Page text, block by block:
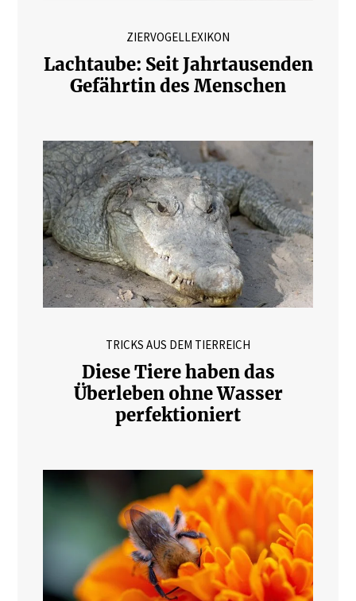
ZIERVOGELLEXIKON
Lachtaube: Seit Jahrtausenden
Gefährtin des Menschen
TRICKS AUS DEM TIERREICH
Diese Tiere haben das
Überleben ohne Wasser
perfektioniert